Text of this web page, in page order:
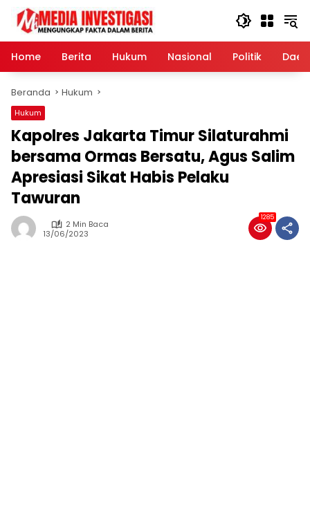
Langsung
konten
Home
Berita Hukum Nasional Politik
Beranda Hukum
Hukum
Kapolres Jakarta Timur Silaturahmi
bersama Ormas Bersatu, Agus Salim
Apresiasi Sikat Habis Pelaku
Tawuran
2 Min Baca
13/06/2023
1285